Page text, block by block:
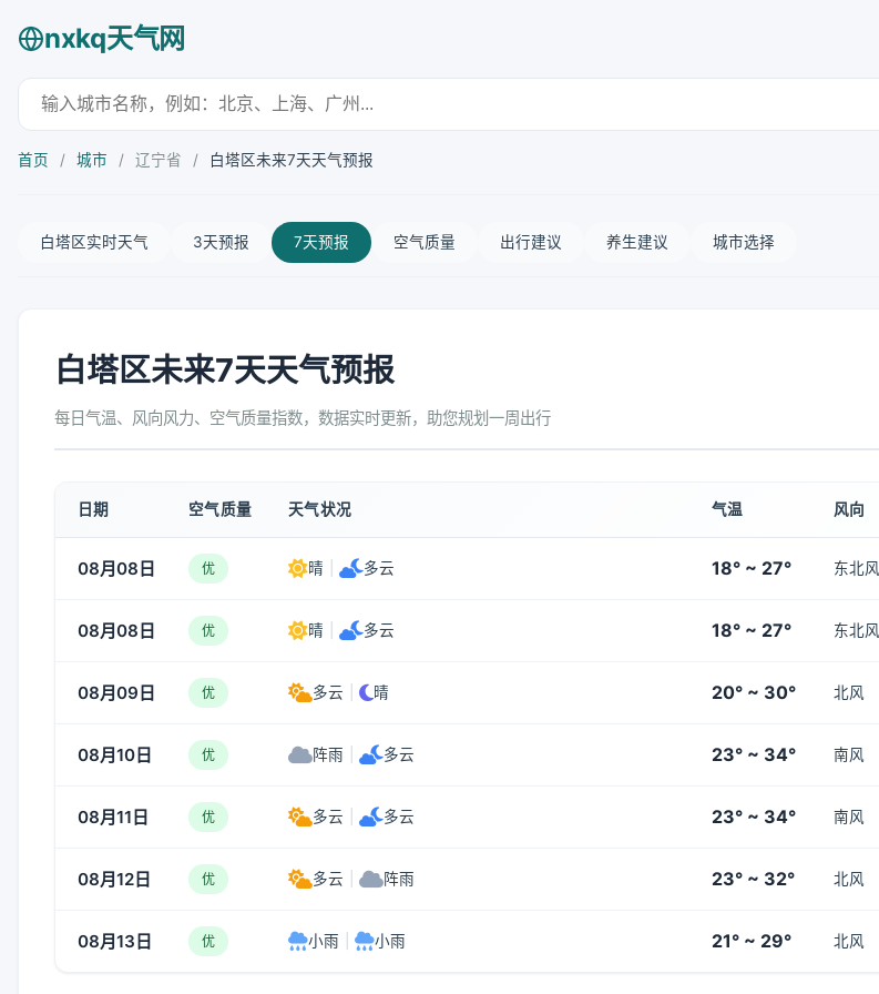
nxkq天气网
首页 / 城市 / 辽宁省 / 白塔区未来7天天气预报
白塔区实时天气 3天预报 7天预报 空气质量 出行建议 养生建议 城市选择
白塔区未来7天天气预报
每日气温、风向风力、空气质量指数，数据实时更新，助您规划一周出行
日期 空气质量 天气状况 气温 风向
08月08日 优 晴 多云 18° ~ 27° 东北风
08月08日 优 晴 多云 18° ~ 27° 东北风
08月09日 优 多云 晴 20° ~ 30° 北风
08月10日 优 阵雨 多云 23° ~ 34° 南风
08月11日 优 多云 多云 23° ~ 34° 南风
08月12日 优 多云 阵雨 23° ~ 32° 北风
08月13日 优 小雨 小雨 21° ~ 29° 北风